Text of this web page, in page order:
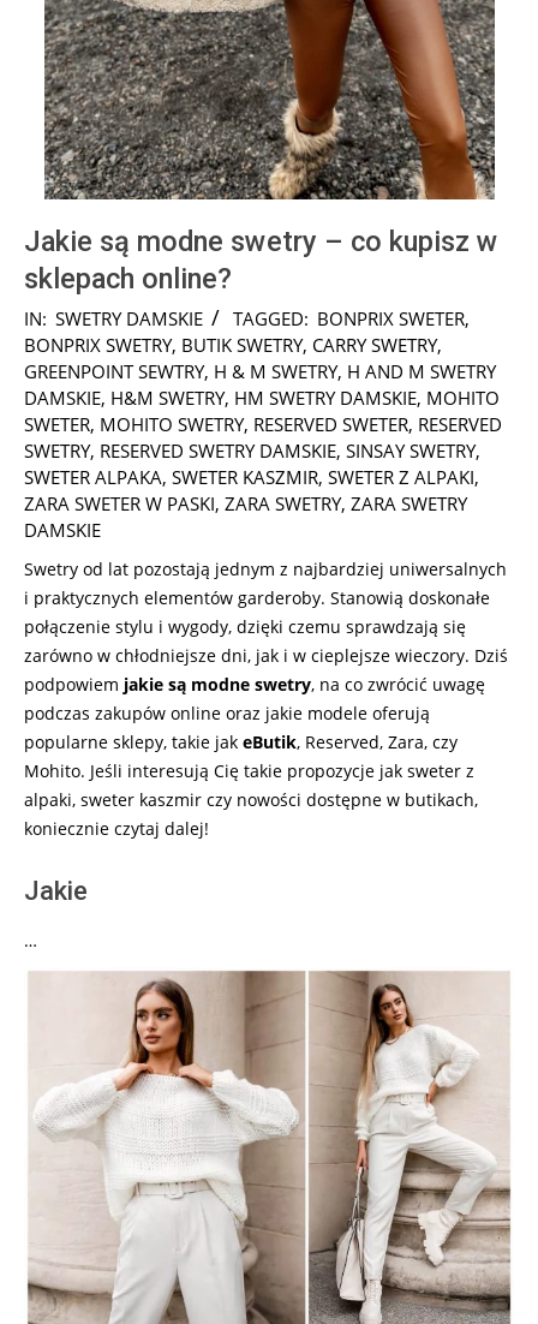
Jakie są modne swetry – co kupisz w
sklepach online?
2025-
01-
28
IN: SWETRY DAMSKIE TAGGED: BONPRIX SWETER,
BONPRIX SWETRY, BUTIK SWETRY, CARRY SWETRY,
GREENPOINT SEWTRY, H & M SWETRY, H AND M SWETRY
DAMSKIE, H&M SWETRY, HM SWETRY DAMSKIE, MOHITO
SWETER, MOHITO SWETRY, RESERVED SWETER, RESERVED
SWETRY, RESERVED SWETRY DAMSKIE, SINSAY SWETRY,
SWETER ALPAKA, SWETER KASZMIR, SWETER Z ALPAKI,
ZARA SWETER W PASKI, ZARA SWETRY, ZARA SWETRY
DAMSKIE
Swetry od lat pozostają jednym z najbardziej uniwersalnych
i praktycznych elementów garderoby. Stanowią doskonałe
połączenie stylu i wygody, dzięki czemu sprawdzają się
zarówno w chłodniejsze dni, jak i w cieplejsze wieczory. Dziś
podpowiem jakie są modne swetry, na co zwrócić uwagę
podczas zakupów online oraz jakie modele oferują
popularne sklepy, takie jak eButik, Reserved, Zara, czy
Mohito. Jeśli interesują Cię takie propozycje jak sweter z
alpaki, sweter kaszmir czy nowości dostępne w butikach,
koniecznie czytaj dalej!
Jakie
…